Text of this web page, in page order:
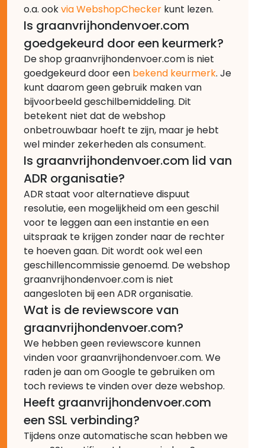
o.a. ookvia WebshopChecker kunt lezen.
Is graanvrijhondenvoer.com
goedgekeurd door een keurmerk?
De shop graanvrijhondenvoer.com is niet
goedgekeurd door een bekend keurmerk. Je
kunt daarom geen gebruik maken van
bijvoorbeeld geschilbemiddeling. Dit
betekent niet dat de webshop
onbetrouwbaar hoeft te zijn, maar je hebt
wel minder zekerheden als consument.
Is graanvrijhondenvoer.com lid van
ADR organisatie?
ADR staat voor alternatieve dispuut
resolutie, een mogelijkheid om een geschil
voor te leggen aan een instantie en een
uitspraak te krijgen zonder naar de rechter
te hoeven gaan. Dit wordt ook wel een
geschillencommissie genoemd. De webshop
graanvrijhondenvoer.com is niet
aangesloten bij een ADR organisatie.
Wat is de reviewscore van
graanvrijhondenvoer.com?
We hebben geen reviewscore kunnen
vinden voor graanvrijhondenvoer.com. We
raden je aan om Google te gebruiken om
toch reviews te vinden over deze webshop.
Heeft graanvrijhondenvoer.com
een SSL verbinding?
Tijdens onze automatische scan hebben we